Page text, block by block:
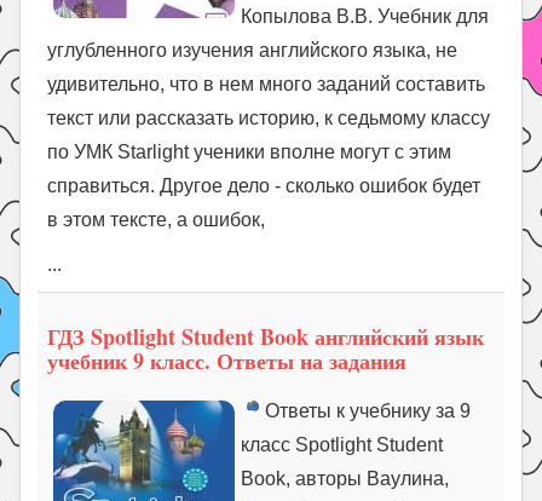
Копылова В.В. Учебник для
углубленного изучения английского языка, не
удивительно, что в нем много заданий составить
текст или рассказать историю, к седьмому классу
по УМК Starlight ученики вполне могут с этим
справиться. Другое дело - сколько ошибок будет
в этом тексте, а ошибок,
...
ГДЗ Spotlight Student Book английский язык
учебник 9 класс. Ответы на задания
Ответы к учебнику за 9
класс Spotlight Student
Book, авторы Ваулина,